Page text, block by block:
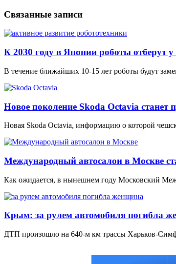
Связанные записи
К 2030 году в Японии роботы отберут
В течение ближайших 10-15 лет роботы будут
Новое поколение Skoda Octavia станет
Новая Skoda Octavia, информацию о которой
Международный автосалон в Москве
Как ожидается, в нынешнем году Московский
Крым: за рулем автомобиля погибла
ДТП произошло на 640-м км трассы Харьков-